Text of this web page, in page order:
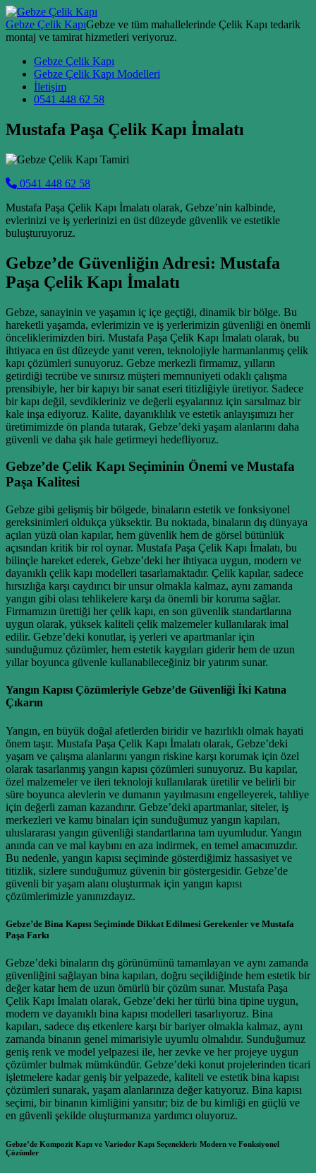
Skip to content
Gebze Çelik KapıGebze ve tüm mahallelerinde Çelik Kapı tedarik
montaj ve tamirat hizmetleri veriyoruz.
Main Navigation
Gebze Çelik Kapı
Gebze Çelik Kapı Modelleri
İletişim
0541 448 62 58
Mustafa Paşa Çelik Kapı İmalatı
0541 448 62 58
Mustafa Paşa Çelik Kapı İmalatı olarak, Gebze’nin kalbinde,
evlerinizi ve iş yerlerinizi en üst düzeyde güvenlik ve estetikle
buluşturuyoruz.
Gebze’de Güvenliğin Adresi: Mustafa
Paşa Çelik Kapı İmalatı
Gebze, sanayinin ve yaşamın iç içe geçtiği, dinamik bir bölge. Bu
hareketli yaşamda, evlerimizin ve iş yerlerimizin güvenliği en önemli
önceliklerimizden biri. Mustafa Paşa Çelik Kapı İmalatı olarak, bu
ihtiyaca en üst düzeyde yanıt veren, teknolojiyle harmanlanmış çelik
kapı çözümleri sunuyoruz. Gebze merkezli firmamız, yılların
getirdiği tecrübe ve sınırsız müşteri memnuniyeti odaklı çalışma
prensibiyle, her bir kapıyı bir sanat eseri titizliğiyle üretiyor. Sadece
bir kapı değil, sevdikleriniz ve değerli eşyalarınız için sarsılmaz bir
kale inşa ediyoruz. Kalite, dayanıklılık ve estetik anlayışımızı her
üretimimizde ön planda tutarak, Gebze’deki yaşam alanlarını daha
güvenli ve daha şık hale getirmeyi hedefliyoruz.
Gebze’de Çelik Kapı Seçiminin Önemi ve Mustafa
Paşa Kalitesi
Gebze gibi gelişmiş bir bölgede, binaların estetik ve fonksiyonel
gereksinimleri oldukça yüksektir. Bu noktada, binaların dış dünyaya
açılan yüzü olan kapılar, hem güvenlik hem de görsel bütünlük
açısından kritik bir rol oynar. Mustafa Paşa Çelik Kapı İmalatı, bu
bilinçle hareket ederek, Gebze’deki her ihtiyaca uygun, modern ve
dayanıklı çelik kapı modelleri tasarlamaktadır. Çelik kapılar, sadece
hırsızlığa karşı caydırıcı bir unsur olmakla kalmaz, aynı zamanda
yangın gibi olası tehlikelere karşı da önemli bir koruma sağlar.
Firmamızın ürettiği her çelik kapı, en son güvenlik standartlarına
uygun olarak, yüksek kaliteli çelik malzemeler kullanılarak imal
edilir. Gebze’deki konutlar, iş yerleri ve apartmanlar için
sunduğumuz çözümler, hem estetik kaygıları giderir hem de uzun
yıllar boyunca güvenle kullanabileceğiniz bir yatırım sunar.
Yangın Kapısı Çözümleriyle Gebze’de Güvenliği İki Katına
Çıkarın
Yangın, en büyük doğal afetlerden biridir ve hazırlıklı olmak hayati
önem taşır. Mustafa Paşa Çelik Kapı İmalatı olarak, Gebze’deki
yaşam ve çalışma alanlarını yangın riskine karşı korumak için özel
olarak tasarlanmış yangın kapısı çözümleri sunuyoruz. Bu kapılar,
özel malzemeler ve ileri teknoloji kullanılarak üretilir ve belirli bir
süre boyunca alevlerin ve dumanın yayılmasını engelleyerek, tahliye
için değerli zaman kazandırır. Gebze’deki apartmanlar, siteler, iş
merkezleri ve kamu binaları için sunduğumuz yangın kapıları,
uluslararası yangın güvenliği standartlarına tam uyumludur. Yangın
anında can ve mal kaybını en aza indirmek, en temel amacımızdır.
Bu nedenle, yangın kapısı seçiminde gösterdiğimiz hassasiyet ve
titizlik, sizlere sunduğumuz güvenin bir göstergesidir. Gebze’de
güvenli bir yaşam alanı oluşturmak için yangın kapısı
çözümlerimizle yanınızdayız.
Gebze’de Bina Kapısı Seçiminde Dikkat Edilmesi Gerekenler ve Mustafa
Paşa Farkı
Gebze’deki binaların dış görünümünü tamamlayan ve aynı zamanda
güvenliğini sağlayan bina kapıları, doğru seçildiğinde hem estetik bir
değer katar hem de uzun ömürlü bir çözüm sunar. Mustafa Paşa
Çelik Kapı İmalatı olarak, Gebze’deki her türlü bina tipine uygun,
modern ve dayanıklı bina kapısı modelleri tasarlıyoruz. Bina
kapıları, sadece dış etkenlere karşı bir bariyer olmakla kalmaz, aynı
zamanda binanın genel mimarisiyle uyumlu olmalıdır. Sunduğumuz
geniş renk ve model yelpazesi ile, her zevke ve her projeye uygun
çözümler bulmak mümkündür. Gebze’deki konut projelerinden ticari
işletmelere kadar geniş bir yelpazede, kaliteli ve estetik bina kapısı
çözümleri sunarak, yaşam alanlarınıza değer katıyoruz. Bina kapısı
seçimi, bir binanın kimliğini yansıtır; biz de bu kimliği en güçlü ve
en güvenli şekilde oluşturmanıza yardımcı oluyoruz.
Gebze’de Kompozit Kapı ve Variodor Kapı Seçenekleri: Modern ve Fonksiyonel
Çözümler